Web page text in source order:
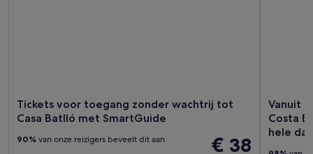
Tickets voor toegang zonder wachtrij tot
Casa Batlló met SmartGuide
€ 38
90% van onze reizigers beveelt dit aan
Vanuit
Costa
hele